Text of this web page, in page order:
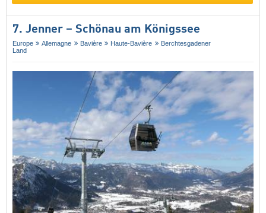
7. Jenner – Schönau am Königssee
Europe Allemagne Bavière Haute-Bavière
Berchtesgadener
Land